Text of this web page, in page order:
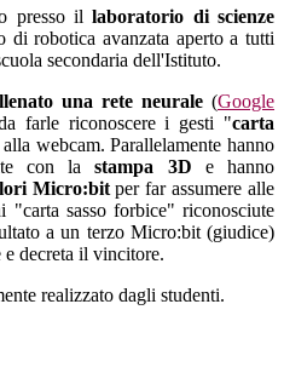
presso il laboratorio di scienze
di robotica avanzata aperto a tutti
secondaria dell'Istituto.
una rete neurale (Google
farle riconoscere i gesti "carta
webcam. Parallelamente hanno
con lastampa 3D e hanno
Micro:bitper far assumere alle
"carta sasso forbice" riconosciute
a un terzo Micro:bit (giudice)
e decreta il vincitore.
realizzato dagli studenti.